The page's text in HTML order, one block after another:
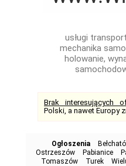
usługi
mechanika
holowanie,
Brak interesujących
Polski, a nawet Europy
Ogłoszenia
Ostrzeszów
Pabianice
Tomaszów
Turek